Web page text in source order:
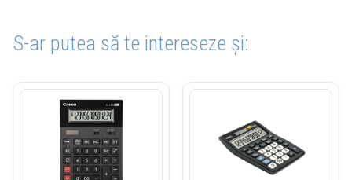
S-ar putea să te intereseze și: